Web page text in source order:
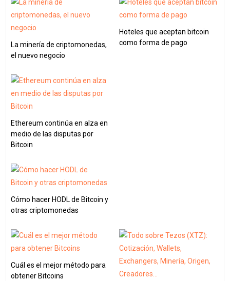
La minería de criptomonedas,
el nuevo negocio
Hoteles que aceptan bitcoin
como forma de pago
Ethereum continúa en alza en
medio de las disputas por
Bitcoin
Cómo hacer HODL de Bitcoin y
otras criptomonedas
Cuál es el mejor método para
obtener Bitcoins